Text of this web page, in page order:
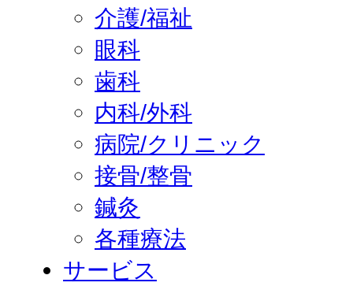
介護/福祉
眼科
歯科
内科/外科
病院/クリニック
接骨/整骨
鍼灸
各種療法
サービス